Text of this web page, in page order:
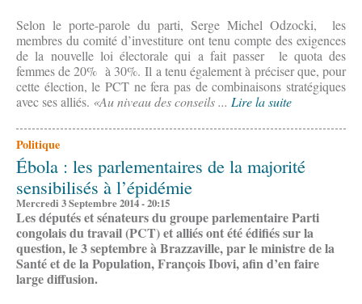
Selon le porte-parole du parti, Serge Michel Odzocki, les
membres du comité d’investiture ont tenu compte des exigences
de la nouvelle loi électorale qui a fait passer le quota des
femmes de 20% à 30%. Il a tenu également à préciser que, pour
cette élection, le PCT ne fera pas de combinaisons stratégiques
avec ses alliés. «Au niveau des conseils ... Lire la suite
Politique
Ébola : les parlementaires de la majorité
sensibilisés à l’épidémie
Mercredi 3 Septembre 2014 - 20:15
Les députés et sénateurs du groupe parlementaire Parti
congolais du travail (PCT) et alliés ont été édifiés sur la
question, le 3 septembre à Brazzaville, par le ministre de la
Santé et de la Population, François Ibovi, afin d’en faire
large diffusion.